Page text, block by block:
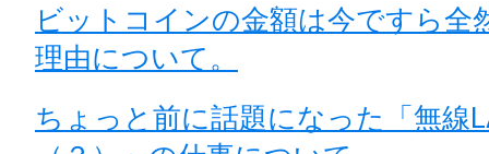
ビットコインの金額は今ですら全
理由について。
ちょっと前に話題になった「無線